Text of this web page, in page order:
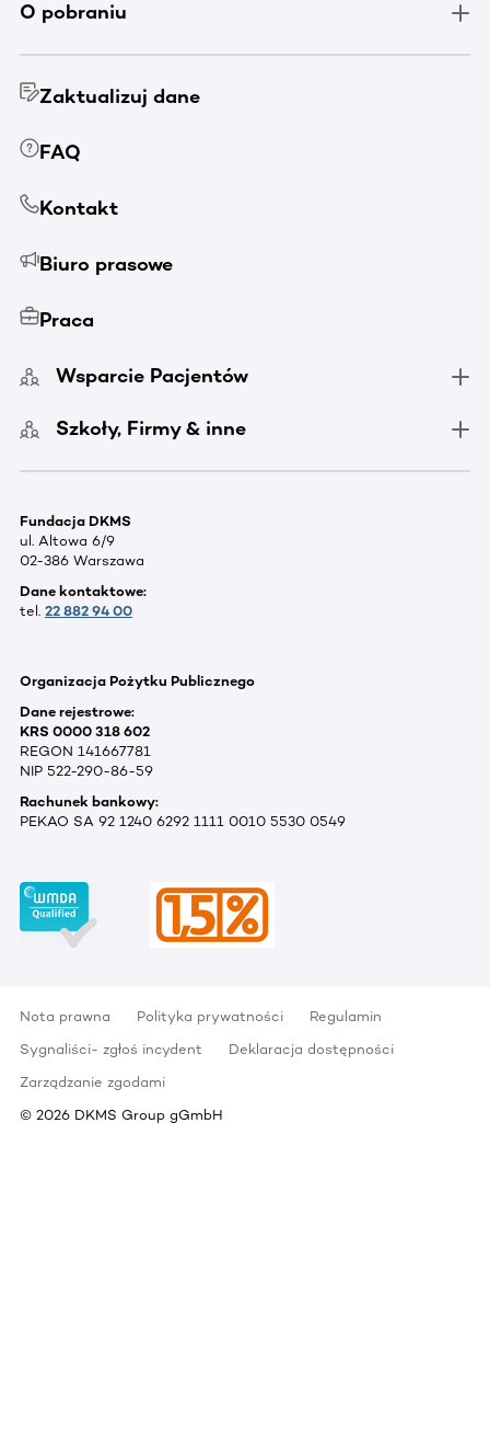
O pobraniu
Zaktualizuj dane
FAQ
Kontakt
Biuro prasowe
Praca
Wsparcie Pacjentów
Szkoły, Firmy & inne
Fundacja DKMS
ul. Altowa 6/9
02-386 Warszawa
Dane kontaktowe:
tel. 22 882 94 00
Organizacja Pożytku Publicznego
Dane rejestrowe:
KRS 0000 318 602
REGON 141667781
NIP 522-290-86-59
Rachunek bankowy:
PEKAO SA 92 1240 6292 1111 0010 5530 0549
Nota prawna Polityka prywatności
Regulamin
Sygnaliści- zgłoś incydent
Deklaracja dostępności
Zarządzanie zgodami
© 2026 DKMS Group gGmbH